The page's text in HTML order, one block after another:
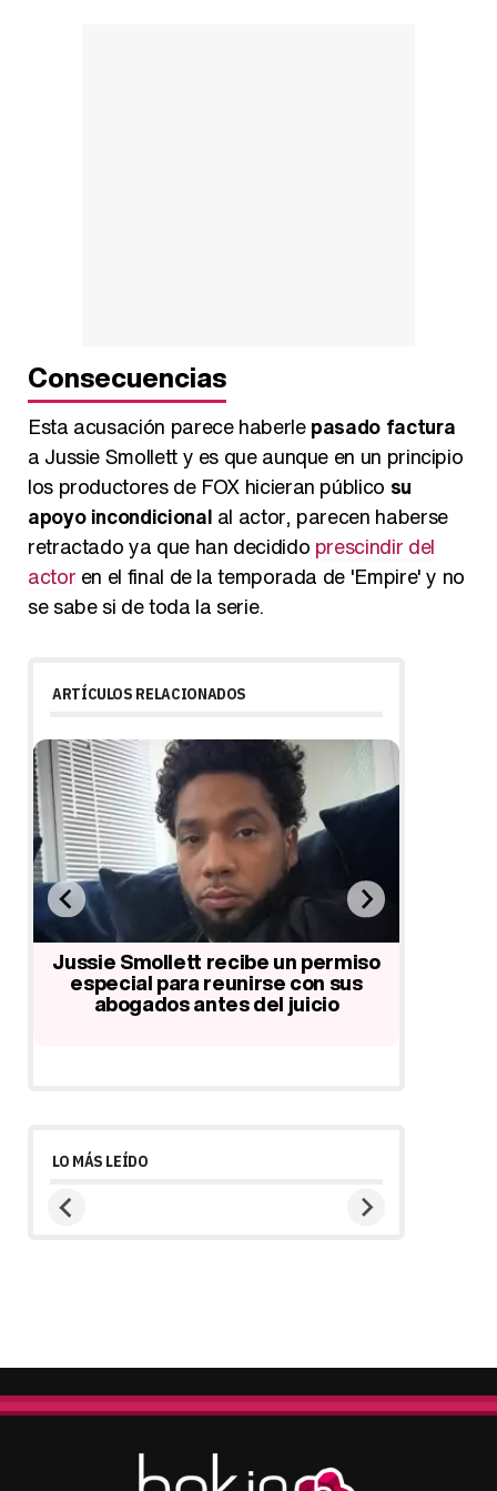
Consecuencias
Esta acusación parece haberlepasado factura
a Jussie Smollett y es que aunque en un principio
los productores de FOX hicieran público su
apoyo incondicional al actor, parecen haberse
retractado ya que han decidido prescindir del
actor en el final de la temporada de 'Empire' y no
se sabe si de toda la serie.
ARTÍCULOS RELACIONADOS
La productora de 'Empire' recorta
escenas de Jussie Smollet tras las
acusaciones de su agresión
LO MÁS LEÍDO